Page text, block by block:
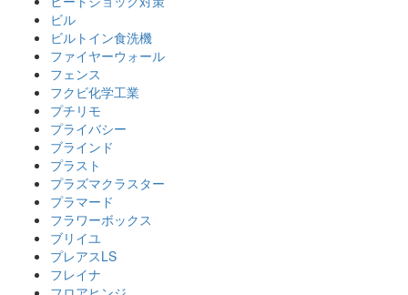
ビル
ビルトイン食洗機
ファイヤーウォール
フェンス
フクビ化学工業
プチリモ
プライバシー
ブラインド
プラスト
プラズマクラスター
プラマード
フラワーボックス
ブリイユ
プレアスLS
フレイナ